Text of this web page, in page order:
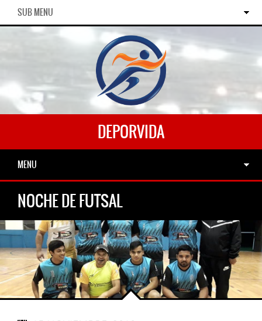
SUB MENU
DEPORVIDA
MENU
NOCHE DE FUTSAL